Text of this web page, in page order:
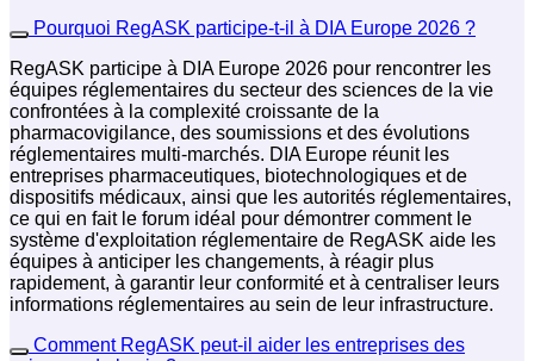
Pourquoi RegASK participe-t-il à DIA Europe 2026 ?
RegASK participe à DIA Europe 2026 pour rencontrer les
équipes réglementaires du secteur des sciences de la vie
confrontées à la complexité croissante de la
pharmacovigilance, des soumissions et des évolutions
réglementaires multi-marchés. DIA Europe réunit les
entreprises pharmaceutiques, biotechnologiques et de
dispositifs médicaux, ainsi que les autorités réglementaires,
ce qui en fait le forum idéal pour démontrer comment le
système d'exploitation réglementaire de RegASK aide les
équipes à anticiper les changements, à réagir plus
rapidement, à garantir leur conformité et à centraliser leurs
informations réglementaires au sein de leur infrastructure.
Comment RegASK peut-il aider les entreprises des